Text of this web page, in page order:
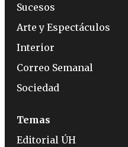
Sucesos
Arte y Espectáculos
Interior
Correo Semanal
Sociedad
Temas
Editorial ÚH